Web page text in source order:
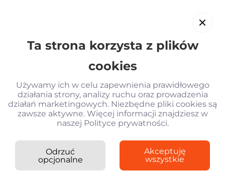
Ta strona korzysta z plików
cookies
Używamy ich w celu zapewnienia prawidłowego
działania strony, analizy ruchu oraz prowadzenia
działań marketingowych. Niezbędne pliki cookies są
zawsze aktywne. Więcej informacji znajdziesz w
naszej Polityce prywatności.
Odrzuć
opcjonalne
Akceptuję
wszystkie
Wróć
Kilogram Sushi › Rolki › Philadelphia z węgorzem
Sałatka z krewetkami i parmesanem KG
Gyoza z kurczakiem i sosem Unagi